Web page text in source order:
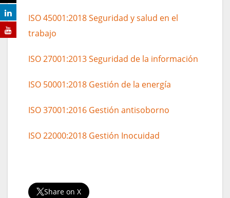
ISO 45001:2018 Seguridad y salud en el
trabajo
ISO 27001:2013 Seguridad de la información
ISO 50001:2018 Gestión de la energía
ISO 37001:2016 Gestión antisoborno
ISO 22000:2018 Gestión Inocuidad
Share on X